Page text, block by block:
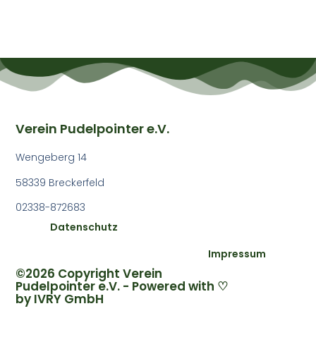
©2026 Copyright Verein
Pudelpointer e.V. - Powered with ♡
by IVRY GmbH
Impressum
Datenschutz
Verein Pudelpointer e.V.
Wengeberg 14
58339 Breckerfeld
02338-872683